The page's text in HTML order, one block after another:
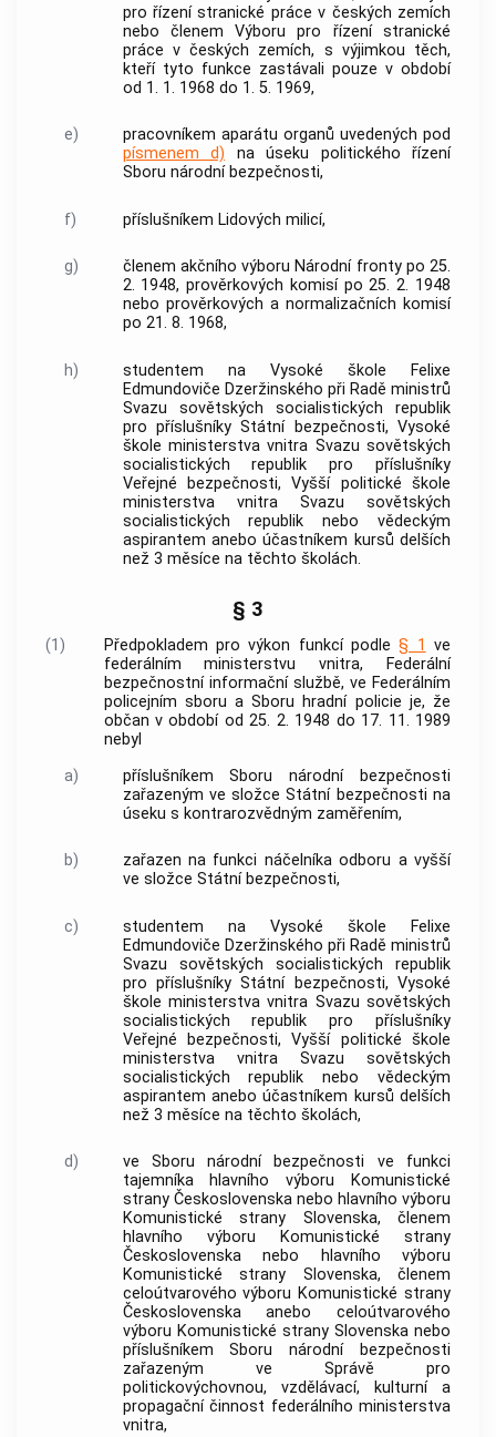
pro řízení stranické práce v českých zemích
nebo členem Výboru pro řízení stranické
práce v českých zemích, s výjimkou těch,
kteří tyto funkce zastávali pouze v období
od 1. 1. 1968 do 1. 5. 1969,
e)
pracovníkem aparátu organů uvedených pod
písmenem d) na úseku politického řízení
Sboru národní bezpečnosti,
f) příslušníkem Lidových milicí,
g)
členem akčního výboru Národní fronty po 25.
2. 1948, prověrkových komisí po 25. 2. 1948
nebo prověrkových a normalizačních komisí
po 21. 8. 1968,
h)
studentem na Vysoké škole Felixe
Edmundoviče Dzeržinského při Radě ministrů
Svazu sovětských socialistických republik
pro příslušníky Státní bezpečnosti, Vysoké
škole ministerstva vnitra Svazu sovětských
socialistických republik pro příslušníky
Veřejné bezpečnosti, Vyšší politické škole
ministerstva vnitra Svazu sovětských
socialistických republik nebo vědeckým
aspirantem anebo účastníkem kursů delších
než 3 měsíce na těchto školách.
§ 3
(1) Předpokladem pro výkon funkcí podle§ 1 ve
federálním ministerstvu vnitra, Federální
bezpečnostní informační službě, ve Federálním
policejním sboru a Sboru hradní policie je, že
občan v období od 25. 2. 1948 do 17. 11. 1989
nebyl
a)
příslušníkem Sboru národní bezpečnosti
zařazeným ve složce Státní bezpečnosti na
úseku s kontrarozvědným zaměřením,
b)
zařazen na funkci náčelníka odboru a vyšší
ve složce Státní bezpečnosti,
c)
studentem na Vysoké škole Felixe
Edmundoviče Dzeržinského při Radě ministrů
Svazu sovětských socialistických republik
pro příslušníky Státní bezpečnosti, Vysoké
škole ministerstva vnitra Svazu sovětských
socialistických republik pro příslušníky
Veřejné bezpečnosti, Vyšší politické škole
ministerstva vnitra Svazu sovětských
socialistických republik nebo vědeckým
aspirantem anebo účastníkem kursů delších
než 3 měsíce na těchto školách,
d)
ve Sboru národní bezpečnosti ve funkci
tajemníka hlavního výboru Komunistické
strany Československa nebo hlavního výboru
Komunistické strany Slovenska, členem
hlavního výboru Komunistické strany
Československa nebo hlavního výboru
Komunistické strany Slovenska, členem
celoútvarového výboru Komunistické strany
Československa anebo celoútvarového
výboru Komunistické strany Slovenska nebo
příslušníkem Sboru národní bezpečnosti
zařazeným ve Správě pro
politickovýchovnou, vzdělávací, kulturní a
propagační činnost federálního ministerstva
vnitra,